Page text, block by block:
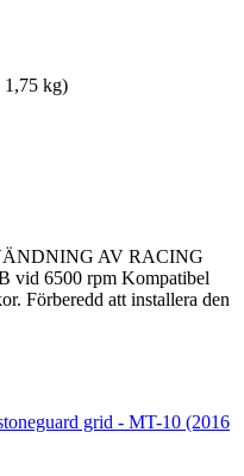
1,75 kg)
AV RACING
vid 6500 rpm Kompatibel
Förberedd att installera den